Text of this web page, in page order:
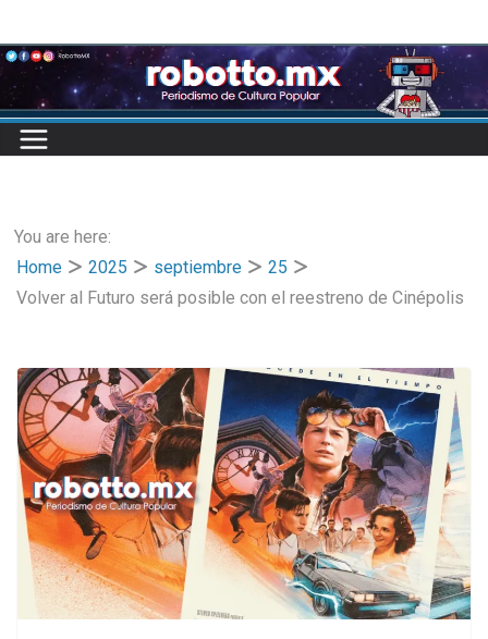
to
content
You are here:
Home
2025 septiembre
25
Volver al Futuro será posible con el reestreno de Cinépolis